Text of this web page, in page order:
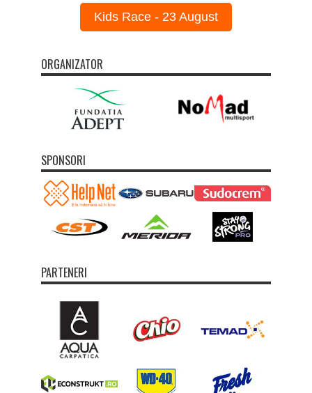
Kids Race - 23 August
ORGANIZATOR
SPONSORI
PARTENERI